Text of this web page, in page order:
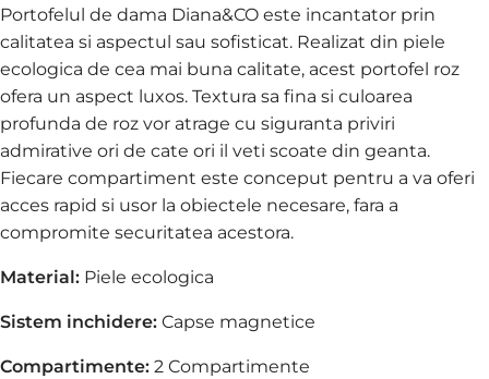
Portofelul de dama Diana&CO este incantator prin
calitatea si aspectul sau sofisticat. Realizat din piele
ecologica de cea mai buna calitate, acest portofel roz
ofera un aspect luxos. Textura sa fina si culoarea
profunda de roz vor atrage cu siguranta priviri
admirative ori de cate ori il veti scoate din geanta.
Fiecare compartiment este conceput pentru a va oferi
acces rapid si usor la obiectele necesare, fara a
compromite securitatea acestora.
Material: Piele ecologica
Sistem inchidere: Capse magnetice
Compartimente: 2 Compartimente